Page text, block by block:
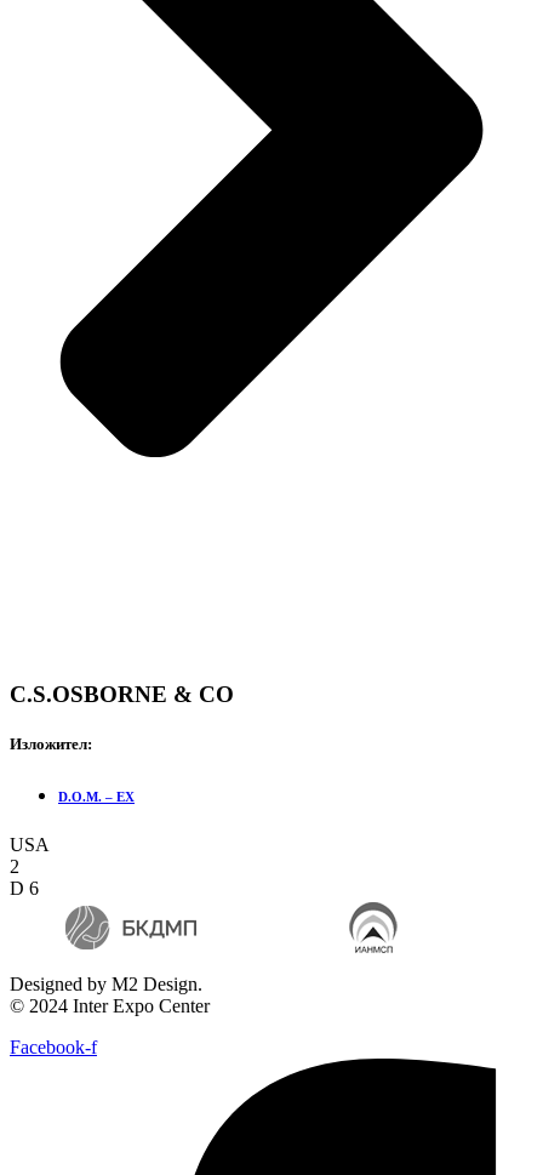
C.S.OSBORNE & CO
Изложител:
D.O.M. – EX
USA
2
D 6
Designed by M2 Design.
© 2024 Inter Expo Center
Facebook-f